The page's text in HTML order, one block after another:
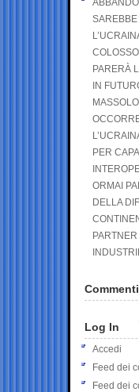
PARERÀ
IN
PER
ORMAI
DELLA
Log In
Accedi
Feed dei
Feed dei